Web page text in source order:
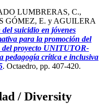
LUMBRERAS, C.,
GÓMEZ, E. y AGUILERA
suicidio en jóvenes
para la promoción del
del proyecto UNITUTOR-
pedagogía crítica e inclusiva
. Octaedro, pp. 407-420.
/ Diversity